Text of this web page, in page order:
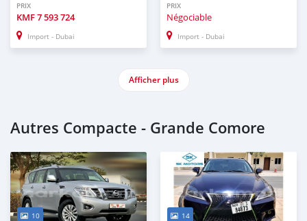
PRIX
KMF7 593 724
Import - Dubai
PRIX
Négociable
Import - Dubai
Afficher plus
Autres Compacte - Grande Comore
10 14